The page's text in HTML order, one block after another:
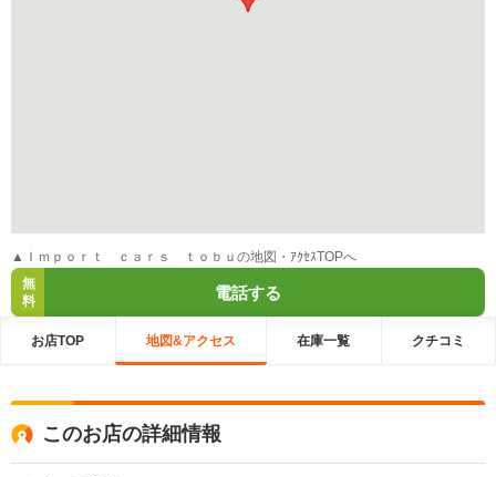
▲Ｉｍｐｏｒｔ ｃａｒｓ ｔｏｂｕの地図・ｱｸｾｽTOPへ
無
料
電話する
お店TOP 地図&アクセス 在庫一覧 クチコミ
このお店の詳細情報